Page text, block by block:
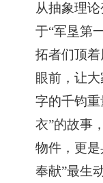
从抽象理
于“军垦第
拓者们顶
眼前，让
字的千钧
衣”的故事
物件，更
奉献”最生